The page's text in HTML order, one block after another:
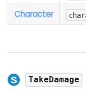
Character
TakeDamage